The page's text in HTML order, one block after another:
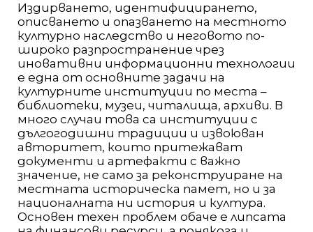
Издирването, идентифицирането,
описването и опазването на местното
културно наследство и неговото по-
широко разпространение чрез
иновативни информационни технологии
е една от основните задачи на
културните институции по места –
библиотеки, музеи, читалища, архиви. В
много случаи това са институции с
дългогодишни традиции и извоюван
авторитет, които притежават
документи и артефакти с важно
значение, не само за реконструиране на
местната историческа памет, но и за
националната ни история и култура.
Основен техен проблем обаче е липсата